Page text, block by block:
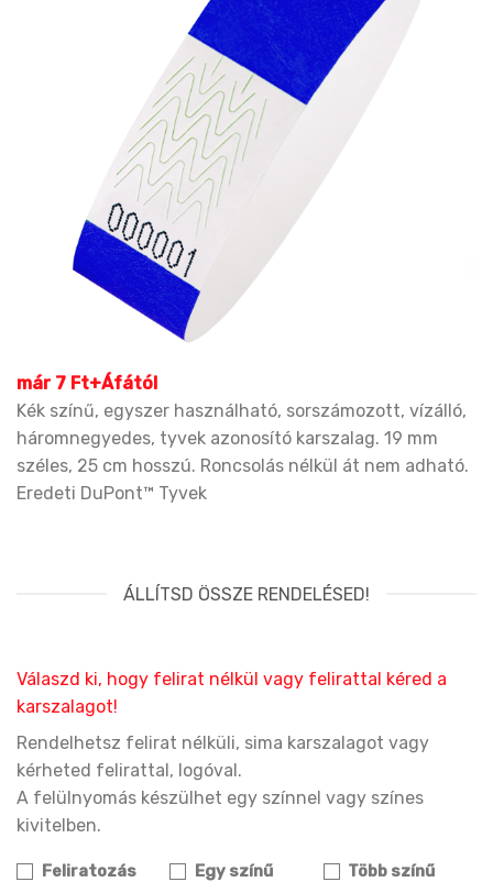
már 7 Ft+Áfától
Kék színű, egyszer használható, sorszámozott, vízálló,
háromnegyedes, tyvek azonosító karszalag. 19 mm
széles, 25 cm hosszú. Roncsolás nélkül át nem adható.
Eredeti DuPont™ Tyvek
ÁLLÍTSD ÖSSZE RENDELÉSED!
Válaszd ki, hogy felirat nélkül vagy felirattal kéred a
karszalagot!
Rendelhetsz felirat nélküli, sima karszalagot vagy
kérheted felirattal, logóval.
A felülnyomás készülhet egy színnel vagy színes
kivitelben.
Feliratozás
Egy színű
Több színű